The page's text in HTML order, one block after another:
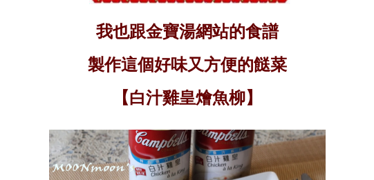
我也跟金寶湯網站的食譜
製作這個好味又方便的餸菜
【白汁雞皇燴魚柳】